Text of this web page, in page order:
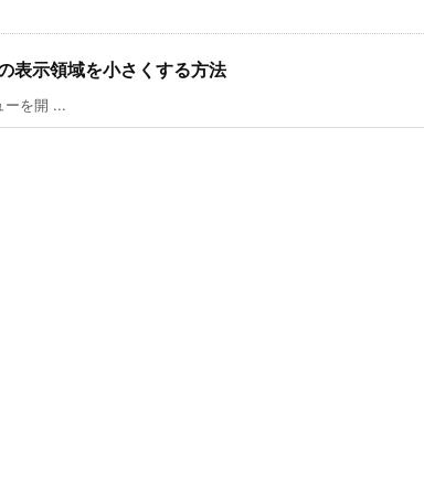
表示領域を小さくする方法
ーを開 ...